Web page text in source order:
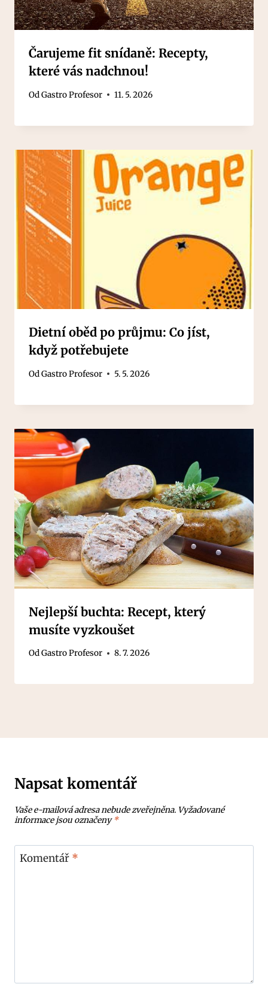
Čarujeme fit snídaně: Recepty,
které vás nadchnou!
OdGastro Profesor 11. 5. 2026
Dietní oběd po průjmu: Co jíst,
když potřebujete
OdGastro Profesor 5. 5. 2026
Nejlepší buchta: Recept, který
musíte vyzkoušet
OdGastro Profesor 8. 7. 2026
Napsat komentář
Vaše e-mailová adresa nebude zveřejněna. Vyžadované
informace jsou označeny*
Komentář *